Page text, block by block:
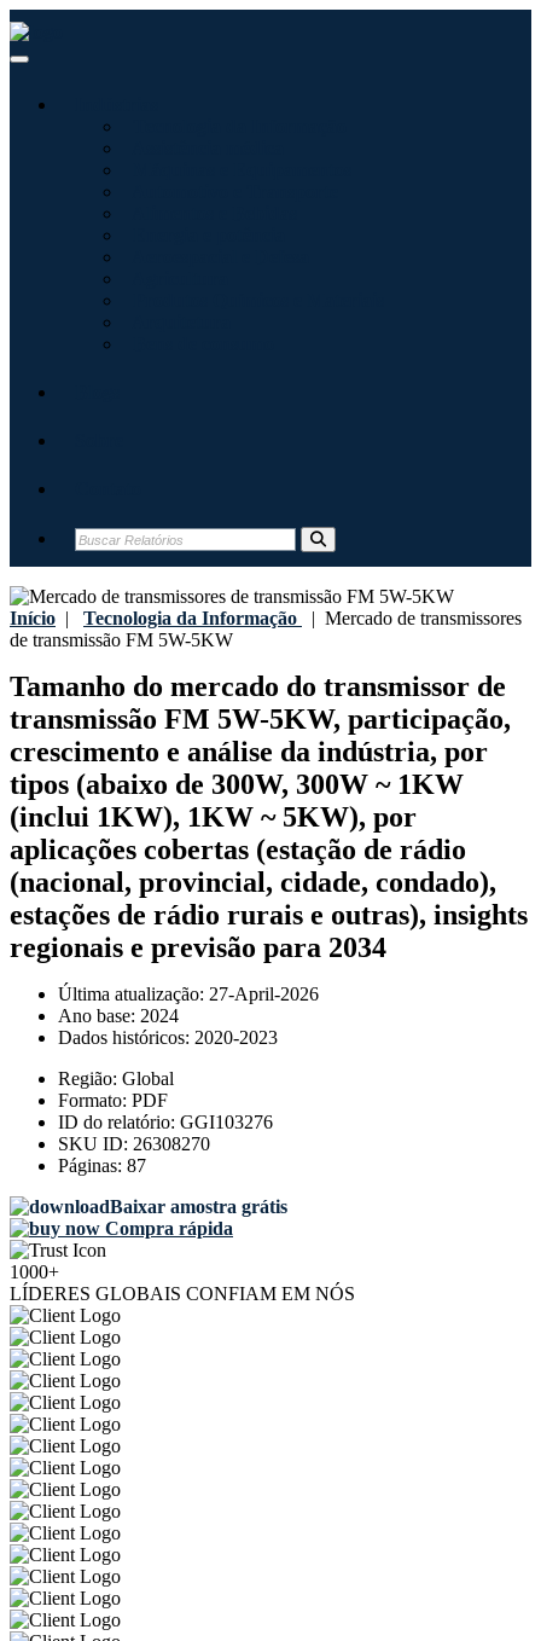
Início | Tecnologia da Informação | Mercado de transmissores
de transmissão FM 5W-5KW
Tamanho do mercado do transmissor de
transmissão FM 5W-5KW, participação,
crescimento e análise da indústria, por
tipos (abaixo de 300W, 300W ~ 1KW
(inclui 1KW), 1KW ~ 5KW), por
aplicações cobertas (estação de rádio
(nacional, provincial, cidade, condado),
estações de rádio rurais e outras), insights
regionais e previsão para 2034
Última atualização: 27-April-2026
Ano base: 2024
Dados históricos: 2020-2023
Região: Global
Formato: PDF
ID do relatório: GGI103276
SKU ID: 26308270
Páginas: 87
Baixar amostra grátis
Compra rápida
1000+
LÍDERES GLOBAIS CONFIAM EM NÓS